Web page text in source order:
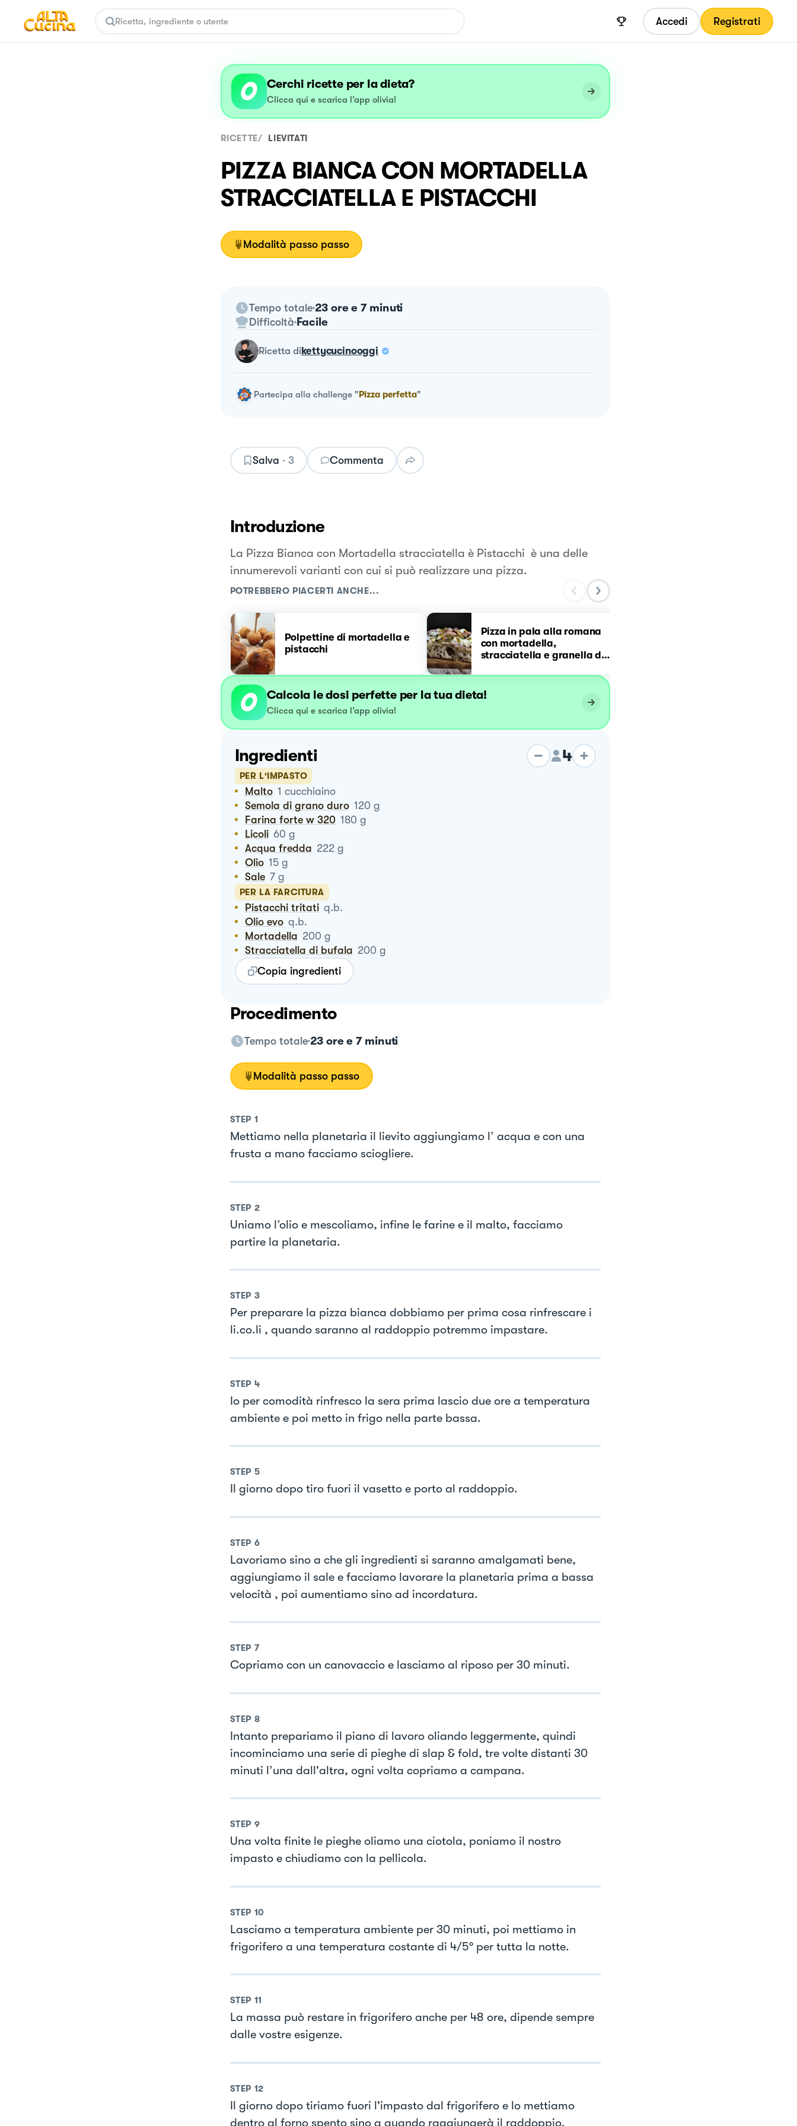
Accedi Registrati
Cerchi ricette per la dieta?
Clicca qui e scarica l’app olivia!
RICETTE/ LIEVITATI
PIZZA BIANCA CON MORTADELLA
STRACCIATELLA E PISTACCHI
Modalità passo passo
Tempo totale 23 ore e 7 minuti
Difficoltà Facile
ricetta dikettycucinooggi
Partecipa alla challenge"Pizza perfetta"
Salva · 3 Commenta
Introduzione
La Pizza Bianca con Mortadella stracciatella è Pistacchi è una delle
innumerevoli varianti con cui si può realizzare una pizza.
POTREBBERO PIACERTI ANCHE...
Polpettine di mortadella e
pistacchi
Pizza in pala alla romana
con mortadella,
stracciatella e granella di
Calcola le dosi perfette per la tua dieta!
Clicca qui e scarica l’app olivia!
Ingredienti 4
PER L'IMPASTO
Malto 1 cucchiaino
Semola di grano duro 120 g
Farina forte w 320 180 g
Licoli 60 g
Acqua fredda 222 g
Olio 15 g
Sale 7 g
PER LA FARCITURA
Pistacchi tritati q.b.
Olio evo q.b.
Mortadella 200 g
Stracciatella di bufala 200 g
Copia ingredienti
Procedimento
Tempo totale 23 ore e 7 minuti
Modalità passo passo
STEP 1
Mettiamo nella planetaria il lievito aggiungiamo l’ acqua e con una
frusta a mano facciamo sciogliere.
STEP 2
Uniamo l’olio e mescoliamo, infine le farine e il malto, facciamo
partire la planetaria.
STEP 3
Per preparare la pizza bianca dobbiamo per prima cosa rinfrescare i
li.co.li , quando saranno al raddoppio potremmo impastare.
STEP 4
Io per comodità rinfresco la sera prima lascio due ore a temperatura
ambiente e poi metto in frigo nella parte bassa.
STEP 5
Il giorno dopo tiro fuori il vasetto e porto al raddoppio.
STEP 6
Lavoriamo sino a che gli ingredienti si saranno amalgamati bene,
aggiungiamo il sale e facciamo lavorare la planetaria prima a bassa
velocità , poi aumentiamo sino ad incordatura.
STEP 7
Copriamo con un canovaccio e lasciamo al riposo per 30 minuti.
STEP 8
Intanto prepariamo il piano di lavoro oliando leggermente, quindi
incominciamo una serie di pieghe di slap & fold, tre volte distanti 30
minuti l’una dall'altra, ogni volta copriamo a campana.
STEP 9
Una volta finite le pieghe oliamo una ciotola, poniamo il nostro
impasto e chiudiamo con la pellicola.
STEP 10
Lasciamo a temperatura ambiente per 30 minuti, poi mettiamo in
frigorifero a una temperatura costante di 4/5° per tutta la notte.
STEP 11
La massa può restare in frigorifero anche per 48 ore, dipende sempre
dalle vostre esigenze.
STEP 12
Il giorno dopo tiriamo fuori l'impasto dal frigorifero e lo mettiamo
dentro al forno spento sino a quando raggiungerà il raddoppio.